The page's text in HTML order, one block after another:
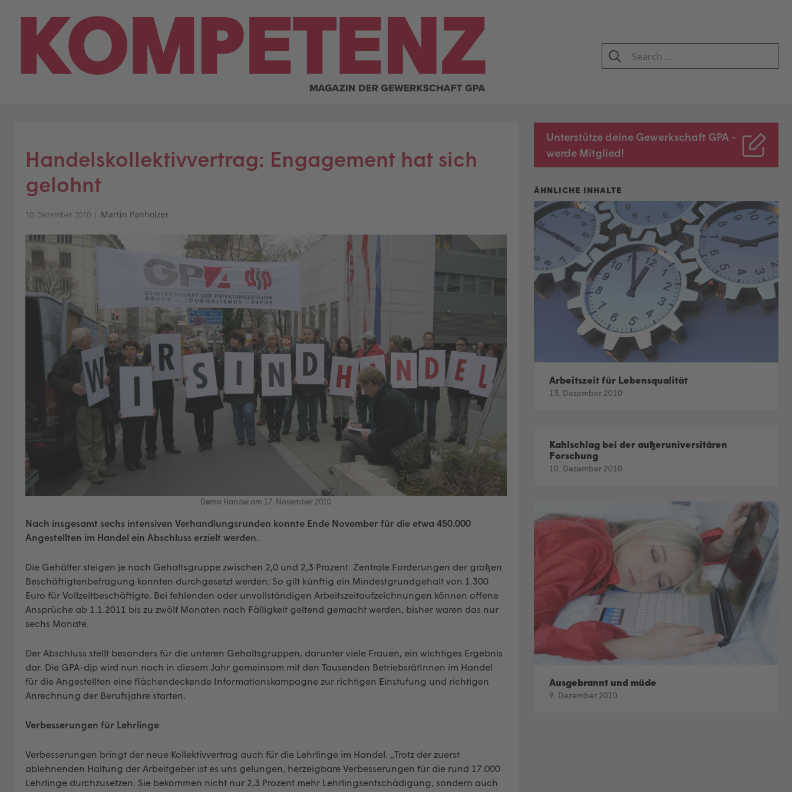
SEARCH
Search
for:
Handelskollektivvertrag: Engagement hat sich
gelohnt
10. Dezember 2010 Martin Panholzer
Demo Handel am 17. November 2010
Nach insgesamt sechs intensiven Verhandlungsrunden konnte Ende November für die etwa 450.000
Angestellten im Handel ein Abschluss erzielt werden.
Die Gehälter steigen je nach Gehaltsgruppe zwischen 2,0 und 2,3 Prozent. Zentrale Forderungen der großen
Beschäftigtenbefragung konnten durchgesetzt werden: So gilt künftig ein Mindestgrundgehalt von 1.300
Euro für Vollzeitbeschäftigte. Bei fehlenden oder unvollständigen Arbeitszeitaufzeichnungen können offene
Ansprüche ab 1.1.2011 bis zu zwölf Monaten nach Fälligkeit geltend gemacht werden, bisher waren das nur
sechs Monate.
Der Abschluss stellt besonders für die unteren Gehaltsgruppen, darunter viele Frauen, ein wichtiges Ergebnis
dar. Die GPA-djp wird nun noch in diesem Jahr gemeinsam mit den Tausenden BetriebsrätInnen im Handel
für die Angestellten eine flächendeckende Informationskampagne zur richtigen Einstufung und richtigen
Anrechnung der Berufsjahre starten.
Verbesserungen für Lehrlinge
Verbesserungen bringt der neue Kollektivvertrag auch für die Lehrlinge im Handel. „Trotz der zuerst
ablehnenden Haltung der Arbeitgeber ist es uns gelungen, herzeigbare Verbesserungen für die rund 17.000
Lehrlinge durchzusetzen. Sie bekommen nicht nur 2,3 Prozent mehr Lehrlingsentschädigung, sondern auch
Unterstütze deine Gewerkschaft GPA -
werde Mitglied!
Arbeitszeit für Lebensqualität
13. Dezember 2010
Kahlschlag bei der außeruniversitären
Forschung
10. Dezember 2010
Ausgebrannt und müde
9. Dezember 2010